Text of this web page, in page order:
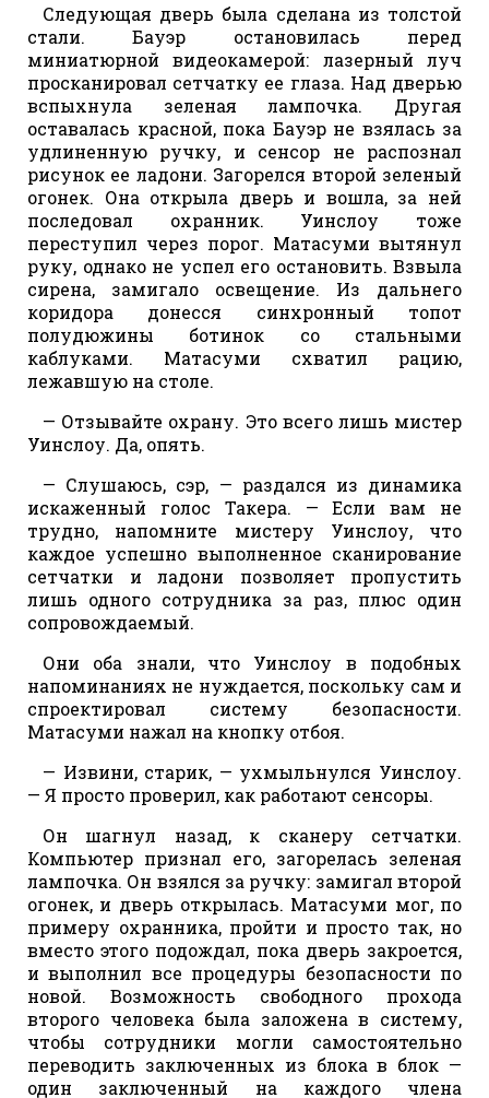
Следующая дверь была сделана из толстой
стали. Бауэр остановилась перед
миниатюрной видеокамерой: лазерный луч
просканировал сетчатку ее глаза. Над дверью
вспыхнула зеленая лампочка. Другая
оставалась красной, пока Бауэр не взялась за
удлиненную ручку, и сенсор не распознал
рисунок ее ладони. Загорелся второй зеленый
огонек. Она открыла дверь и вошла, за ней
последовал охранник. Уинслоу тоже
переступил через порог. Матасуми вытянул
руку, однако не успел его остановить. Взвыла
сирена, замигало освещение. Из дальнего
коридора донесся синхронный топот
полудюжины ботинок со стальными
каблуками. Матасуми схватил рацию,
лежавшую на столе.
— Отзывайте охрану. Это всего лишь мистер
Уинслоу. Да, опять.
— Слушаюсь, сэр, — раздался из динамика
искаженный голос Такера. — Если вам не
трудно, напомните мистеру Уинслоу, что
каждое успешно выполненное сканирование
сетчатки и ладони позволяет пропустить
лишь одного сотрудника за раз, плюс один
сопровождаемый.
Они оба знали, что Уинслоу в подобных
напоминаниях не нуждается, поскольку сам и
спроектировал систему безопасности.
Матасуми нажал на кнопку отбоя.
— Извини, старик, — ухмыльнулся Уинслоу.
— Я просто проверил, как работают сенсоры.
Он шагнул назад, к сканеру сетчатки.
Компьютер признал его, загорелась зеленая
лампочка. Он взялся за ручку: замигал второй
огонек, и дверь открылась. Матасуми мог, по
примеру охранника, пройти и просто так, но
вместо этого подождал, пока дверь закроется,
и выполнил все процедуры безопасности по
новой. Возможность свободного прохода
второго человека была заложена в систему,
чтобы сотрудники могли самостоятельно
переводить заключенных из блока в блок —
один заключенный на каждого члена